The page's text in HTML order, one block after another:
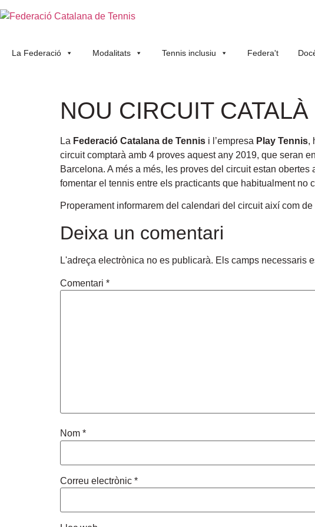
La Federació Modalitats Tennis inclusiu Federa't
NOU CIRCUIT
La Federació Catalana de Tennis i l’empresa Play Tennis,
circuit comptarà amb 4 proves aquest any 2019, que seran
Barcelona. A més a més, les proves del circuit estan
fomentar el tennis entre els practicants que habitualment no
Properament informarem del calendari del circuit així com
Deixa un comentari
L'adreça electrònica no es publicarà. Els camps necessaris
Comentari *
Nom *
Correu electrònic *